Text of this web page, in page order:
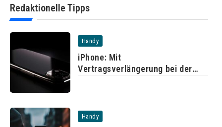
Redaktionelle Tipps
Handy
iPhone: Mit
Vertragsverlängerung bei der
Handy